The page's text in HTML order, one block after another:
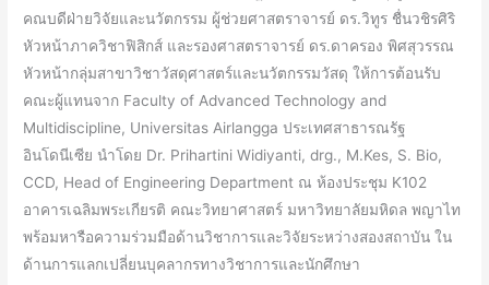
คณบดีฝ่ายวิจัยและนวัตกรรม ผู้ช่วยศาสตราจารย์ ดร.วิทูร ชื่นวชิรศิริ
หัวหน้าภาควิชาฟิสิกส์ และรองศาสตราจารย์ ดร.ดาครอง พิศสุวรรณ
หัวหน้ากลุ่มสาขาวิชาวัสดุศาสตร์และนวัตกรรมวัสดุ ให้การต้อนรับ
คณะผู้แทนจาก Faculty of Advanced Technology and
Multidiscipline, Universitas Airlangga ประเทศสาธารณรัฐ
อินโดนีเซีย นำโดย Dr. Prihartini Widiyanti, drg., M.Kes, S. Bio,
CCD, Head of Engineering Department ณ ห้องประชุม K102
อาคารเฉลิมพระเกียรติ คณะวิทยาศาสตร์ มหาวิทยาลัยมหิดล พญาไท
พร้อมหารือความร่วมมือด้านวิชาการและวิจัยระหว่างสองสถาบัน ใน
ด้านการแลกเปลี่ยนบุคลากรทางวิชาการและนักศึกษา
และ
หารือ
ความ
ร่วม
มือ
ทาง
ด้าน
วิชาการ
และ
วิจัย